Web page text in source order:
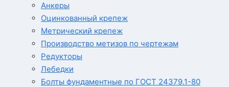
Анкеры
Оцинкованный крепеж
Метрический крепеж
Производство метизов по чертежам
Редукторы
Лебедки
Болты фундаментные по ГОСТ 24379.1-80